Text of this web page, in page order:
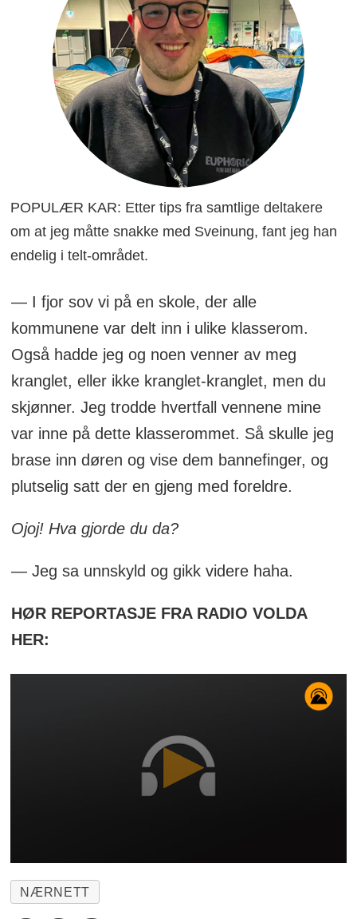
POPULÆR KAR: Etter tips fra samtlige deltakere
om at jeg måtte snakke med Sveinung, fant jeg han
endelig i telt-området.
— I fjor sov vi på en skole, der alle
kommunene var delt inn i ulike klasserom.
Også hadde jeg og noen venner av meg
kranglet, eller ikke kranglet-kranglet, men du
skjønner. Jeg trodde hvertfall vennene mine
var inne på dette klasserommet. Så skulle jeg
brase inn døren og vise dem bannefinger, og
plutselig satt der en gjeng med foreldre.
Ojoj! Hva gjorde du da?
— Jeg sa unnskyld og gikk videre haha.
HØR REPORTASJE FRA RADIO VOLDA
HER:
NÆRNETT